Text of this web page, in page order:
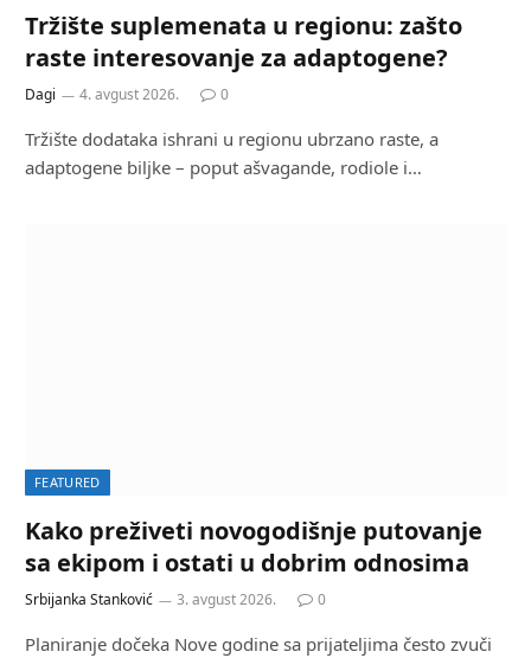
Tržište suplemenata u regionu: zašto
raste interesovanje za adaptogene?
Dagi 4. avgust 2026. 0
Tržište dodataka ishrani u regionu ubrzano raste, a
adaptogene biljke – poput ašvagande, rodiole i…
FEATURED
Kako preživeti novogodišnje putovanje
sa ekipom i ostati u dobrim odnosima
Srbijanka Stanković 3. avgust 2026. 0
Planiranje dočeka Nove godine sa prijateljima često zvuči